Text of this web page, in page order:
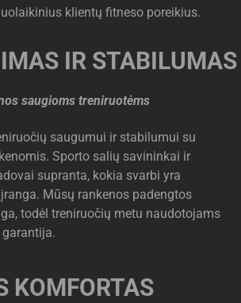
klientų fitneso poreikius.
IR STABILUMAS
saugioms treniruotėms
saugumui ir stabilumui su
Sporto salių savininkai ir
supranta, kokia svarbi yra
Mūsų rankenos padengtos
todėl treniruočių metu naudotojams
KOMFORTAS